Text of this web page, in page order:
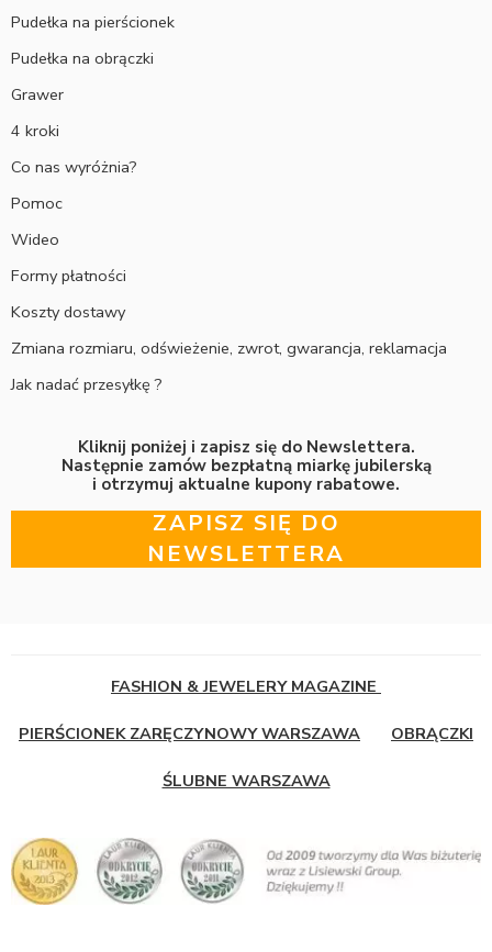
Pudełka na pierścionek
Pudełka na obrączki
Grawer
4 kroki
Co nas wyróżnia?
Pomoc
Wideo
Formy płatności
Koszty dostawy
Zmiana rozmiaru, odświeżenie, zwrot, gwarancja, reklamacja
Jak nadać przesyłkę ?
Kliknij poniżej i zapisz się do Newslettera.
Następnie zamów bezpłatną miarkę jubilerską
i otrzymuj aktualne kupony rabatowe.
ZAPISZ SIĘ DO
NEWSLETTERA
FASHION & JEWELERY MAGAZINE
PIERŚCIONEK ZARĘCZYNOWY WARSZAWA OBRĄCZKI
ŚLUBNE WARSZAWA